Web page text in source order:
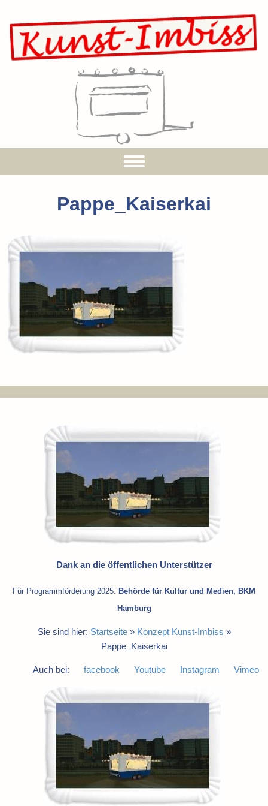
Pappe_Kaiserkai
Dank an die öffentlichen Unterstützer
Für Programmförderung 2025: Behörde für Kultur und Medien, BKM
Hamburg
Sie sind hier: Startseite» Konzept Kunst-Imbiss »
Pappe_Kaiserkai
Auch bei: facebook Youtube Instagram Vimeo